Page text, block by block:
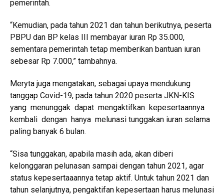
pemerintah.
“Kemudian, pada tahun 2021 dan tahun berikutnya, peserta
PBPU dan BP kelas III membayar iuran Rp 35.000,
sementara pemerintah tetap memberikan bantuan iuran
sebesar Rp 7.000,” tambahnya.
Meryta juga mengatakan, sebagai upaya mendukung
tanggap Covid-19, pada tahun 2020 peserta JKN-KIS
yang menunggak dapat mengaktifkan kepesertaannya
kembali dengan hanya melunasi tunggakan iuran selama
paling banyak 6 bulan.
“Sisa tunggakan, apabila masih ada, akan diberi
kelonggaran pelunasan sampai dengan tahun 2021, agar
status kepesertaaannya tetap aktif. Untuk tahun 2021 dan
tahun selanjutnya, pengaktifan kepesertaan harus melunasi